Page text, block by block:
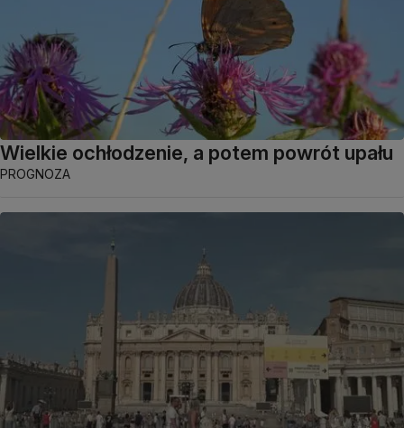
Wielkie ochłodzenie, a potem powrót upału
PROGNOZA